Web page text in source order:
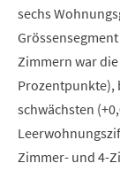
sechs
Zimmern war die
Prozentpunkte),
schwächsten
Zimmer- und 4-